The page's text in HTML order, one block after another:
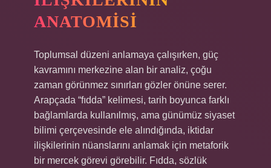
ANATOMISI
Toplumsal düzeni anlamaya çalışırken, güç
kavramını merkezine alan bir analiz, çoğu
zaman görünmez sınırları gözler önüne serer.
Arapçada “fıdda” kelimesi, tarih boyunca farklı
bağlamlarda kullanılmış, ama günümüz siyaset
bilimi çerçevesinde ele alındığında, iktidar
ilişkilerinin nüanslarını anlamak için metaforik
bir mercek görevi görebilir. Fıdda, sözlük